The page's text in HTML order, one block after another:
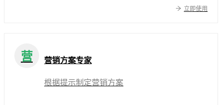
立即使用
营 营销方案专家
根据提示制定营销方案